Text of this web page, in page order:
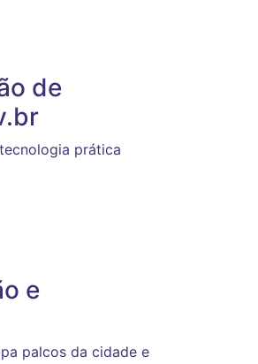
de
prática
e
palcos da cidade e